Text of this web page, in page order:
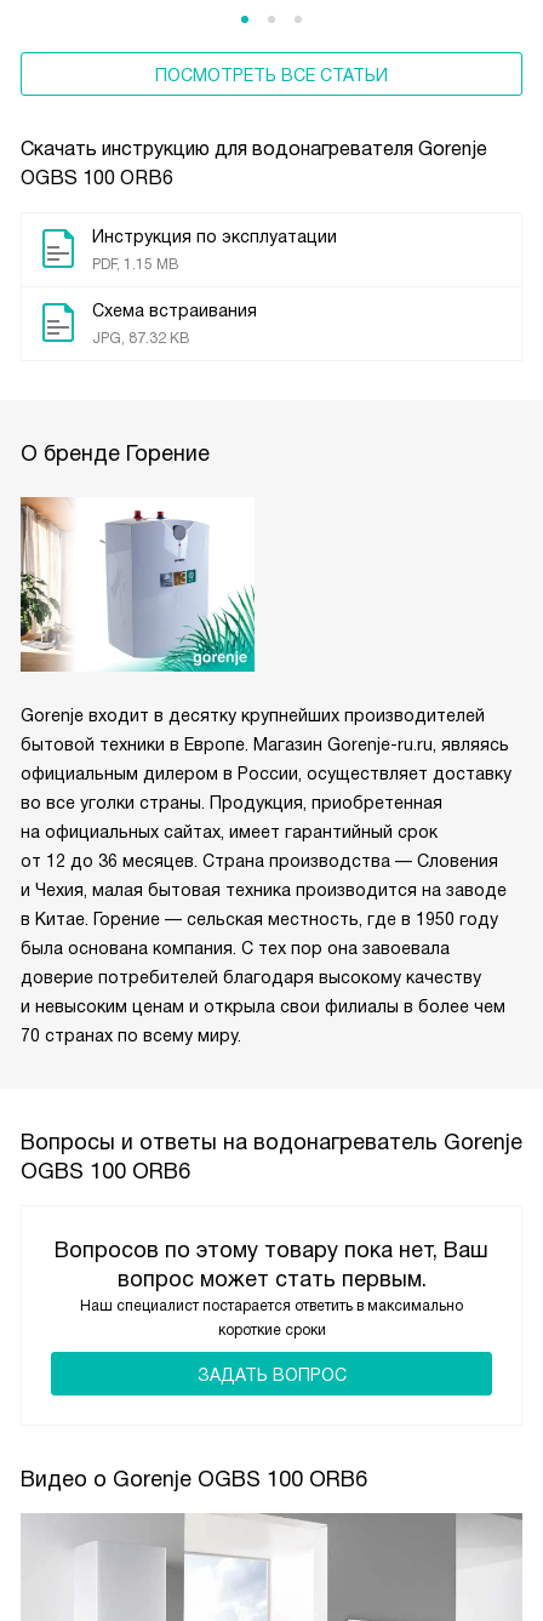
Скачать инструкцию для водонагревателя Gorenje
OGBS 100 ORB6
Инструкция по эксплуатации
PDF, 1.15 MB
Схема встраивания
JPG, 87.32 KB
ПОСМОТРЕТЬ ВСЕ СТАТЬИ
О бренде Горение
Gorenje входит в десятку крупнейших производителей
бытовой техники в Европе. Магазин Gorenje-ru.ru, являясь
официальным дилером в России, осуществляет доставку
во все уголки страны. Продукция, приобретенная
на официальных сайтах, имеет гарантийный срок
от 12 до 36 месяцев. Страна производства — Словения
и Чехия, малая бытовая техника производится на заводе
в Китае. Горение — сельская местность, где в 1950 году
была основана компания. С тех пор она завоевала
доверие потребителей благодаря высокому качеству
и невысоким ценам и открыла свои филиалы в более чем
70 странах по всему миру.
Вопросы и ответы на водонагреватель Gorenje
OGBS 100 ORB6
Вопросов по этому товару пока нет, Ваш
вопрос может стать первым.
Наш специалист постарается ответить в максимально
короткие сроки
ЗАДАТЬ ВОПРОС
Видео о Gorenje OGBS 100 ORB6